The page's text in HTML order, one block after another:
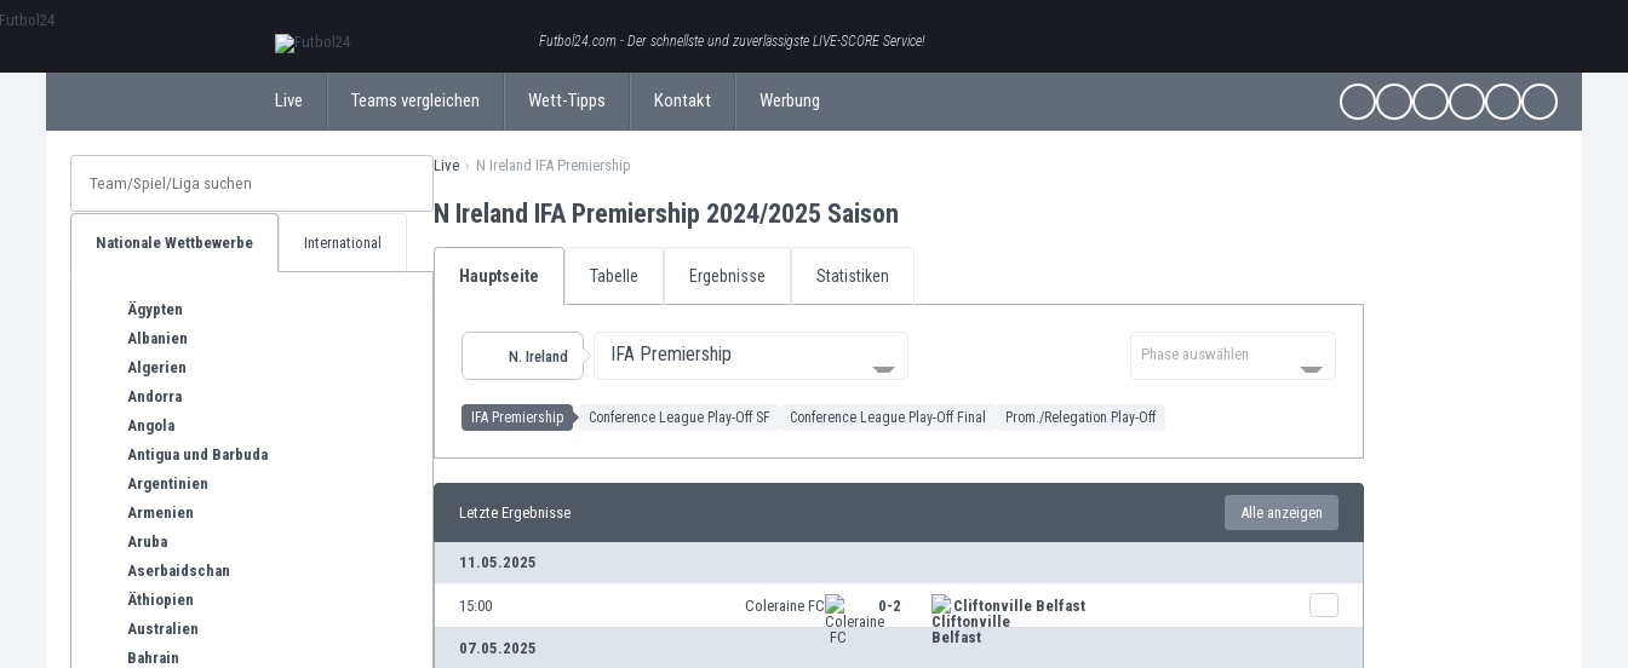
Futbol24.com - Der schnellste und zuverlässigste LIVE-SCORE Service!
Live Teams vergleichen Wett-Tipps Kontakt Werbung
Nationale Wettbewerbe International
Ägypten
Albanien
Algerien
Andorra
Angola
Antigua und Barbuda
Argentinien
Armenien
Aruba
Aserbaidschan
Äthiopien
Australien
Bahrain
Live N Ireland IFA Premiership
N Ireland IFA Premiership 2024/2025 Saison
Hauptseite Tabelle Ergebnisse Statistiken
N. Ireland IFA Premiership Phase auswählen
IFA Premiership Conference League Play-Off SF Conference League Play-Off Final Prom./Relegation Play-Off
Letzte Ergebnisse Alle anzeigen
11.05.2025
15:00 Coleraine FC 0-2 Cliftonville Belfast
07.05.2025